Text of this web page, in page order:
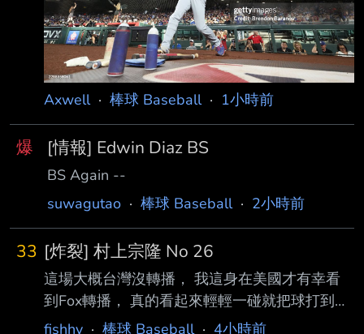
Axwell· 棒球 Baseball· 1小時前
爆 [情報] Edwin Diaz BS
BS Again --
suwagutao · 棒球 Baseball· 2小時前
33 [炸裂] 村上宗隆 No 26
這場大概台灣沒轉播， 我這身在美國才有幸看
到Fox轉播， 真的看起來輕輕一碰就把球打到左
外野標竿！ --
fishhy · 棒球 Baseball· 4小時前